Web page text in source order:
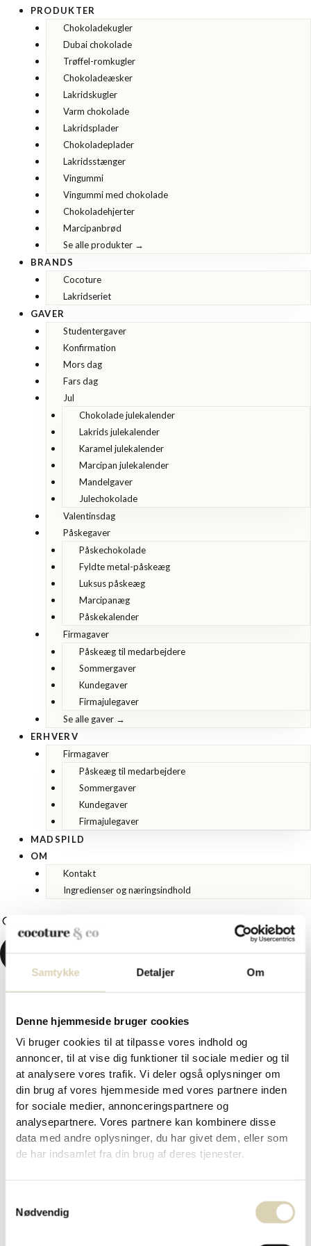
Samtykke Detaljer Om
Denne hjemmeside bruger cookies
Vi bruger cookies til at tilpasse vores indhold og
annoncer, til at vise dig funktioner til sociale medier og til
at analysere vores trafik. Vi deler også oplysninger om
din brug af vores hjemmeside med vores partnere inden
for sociale medier, annonceringspartnere og
analysepartnere. Vores partnere kan kombinere disse
data med andre oplysninger, du har givet dem, eller som
de har indsamlet fra din brug af deres tjenester.
Nødvendig
PRODUKTER
Chokoladekugler
Dubai chokolade
Trøffel-romkugler
Chokoladeæsker
Lakridskugler
Varm chokolade
Lakridsplader
Chokoladeplader
Lakridsstænger
Vingummi
Vingummi med chokolade
Chokoladehjerter
Marcipanbrød
Se alle produkter →
BRANDS
Cocoture
Lakridseriet
GAVER
Studentergaver
Konfirmation
Mors dag
Fars dag
Jul
Chokolade julekalender
Lakrids julekalender
Karamel julekalender
Marcipan julekalender
Mandelgaver
Julechokolade
Valentinsdag
Påskegaver
Påskechokolade
Fyldte metal-påskeæg
Luksus påskeæg
Marcipanæg
Påskekalender
Firmagaver
Påskeæg til medarbejdere
Sommergaver
Kundegaver
Firmajulegaver
Se alle gaver →
ERHVERV
Firmagaver
Påskeæg til medarbejdere
Sommergaver
Kundegaver
Firmajulegaver
MADSPILD
OM
Kontakt
Ingredienser og næringsindhold
KR.0,000 KURV
Forside /Påskechokolade og påskegaver 2026
chokoladekugler m/ exotic fruitcreme i lysegrøn Cocoture
dragébox – 95-100g
Hvide chokoladekugler m/ exotic
fruitcreme i lysegrøn Cocoture
dragébox – 95-100g
Hvid chokoladekugle med flydende exotic fruitcreme. Leveret i